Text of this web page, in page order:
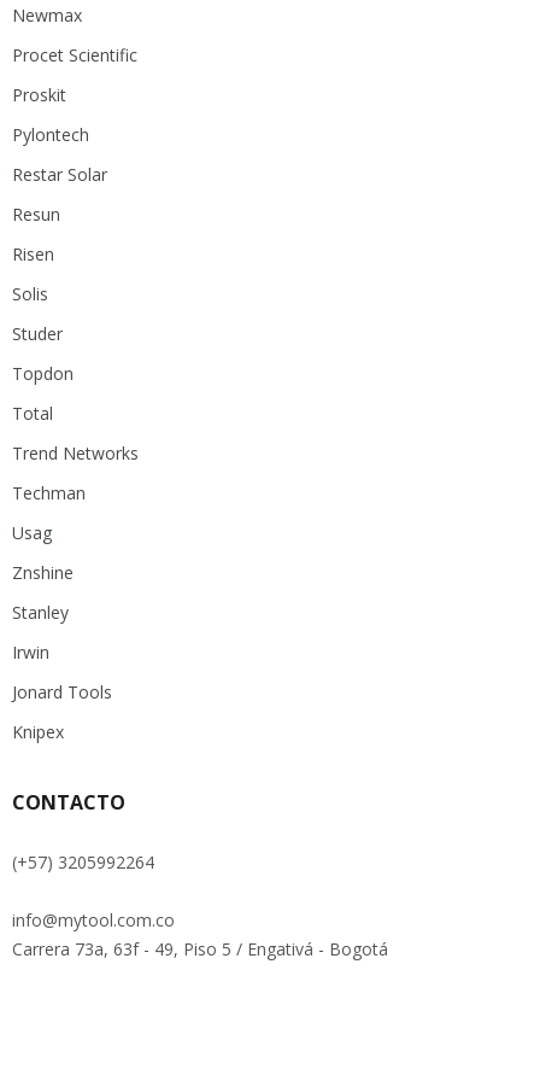
Newmax
Procet Scientific
Proskit
Pylontech
Restar Solar
Resun
Risen
Solis
Studer
Topdon
Total
Trend Networks
Techman
Usag
Znshine
Stanley
Irwin
Jonard Tools
Knipex
CONTACTO
(+57) 3205992264
info@mytool.com.co
Carrera 73a, 63f - 49, Piso 5 / Engativá - Bogotá